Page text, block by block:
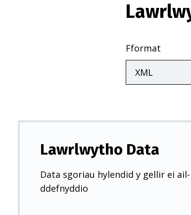
Fformat
Lawrlwytho Data
Data sgoriau hylendid y gellir ei ail-
ddefnyddio